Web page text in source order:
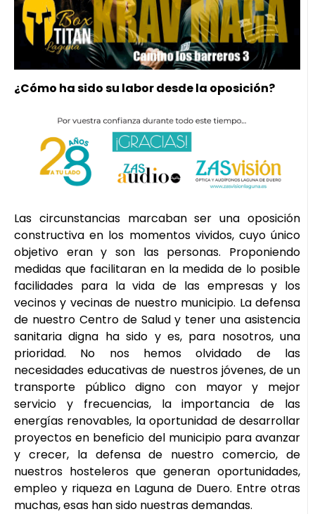
¿Cómo ha sido su labor desde la oposición?
Las circunstancias marcaban ser una oposición
constructiva en los momentos vividos, cuyo único
objetivo eran y son las personas. Proponiendo
medidas que facilitaran en la medida de lo posible
facilidades para la vida de las empresas y los
vecinos y vecinas de nuestro municipio. La defensa
de nuestro Centro de Salud y tener una asistencia
sanitaria digna ha sido y es, para nosotros, una
prioridad. No nos hemos olvidado de las
necesidades educativas de nuestros jóvenes, de un
transporte público digno con mayor y mejor
servicio y frecuencias, la importancia de las
energías renovables, la oportunidad de desarrollar
proyectos en beneficio del municipio para avanzar
y crecer, la defensa de nuestro comercio, de
nuestros hosteleros que generan oportunidades,
empleo y riqueza en Laguna de Duero. Entre otras
muchas, esas han sido nuestras demandas.